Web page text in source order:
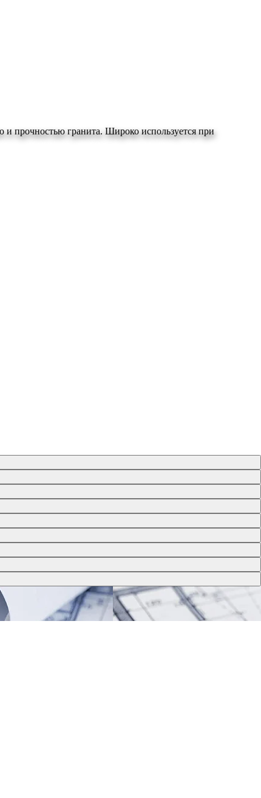
и прочностью гранита. Широко используется при